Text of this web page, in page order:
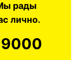
рады
лично.
9000